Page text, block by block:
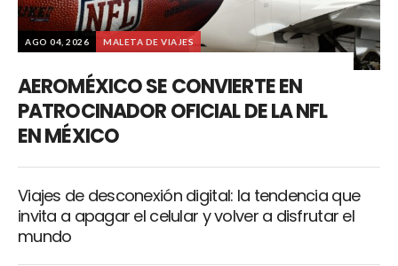
AGO 04, 2026 MALETA DE VIAJES
AEROMÉXICO SE CONVIERTE EN
PATROCINADOR OFICIAL DE LA NFL
EN MÉXICO
Viajes de desconexión digital: la tendencia que
invita a apagar el celular y volver a disfrutar el
mundo